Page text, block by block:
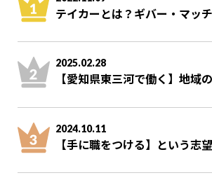
テイカーとは？ギバー・マッ
2025.02.28
【愛知県東三河で働く】地域
2024.10.11
【手に職をつける】という志